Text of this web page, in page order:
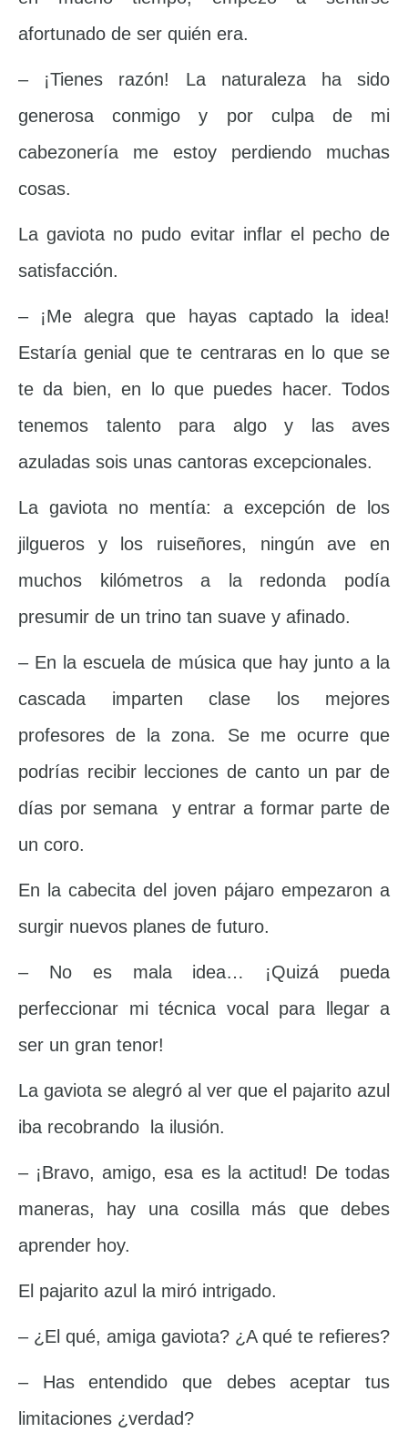
afortunado de ser quién era.
– ¡Tienes razón! La naturaleza ha sido
generosa conmigo y por culpa de mi
cabezonería me estoy perdiendo muchas
cosas.
La gaviota no pudo evitar inflar el pecho de
satisfacción.
– ¡Me alegra que hayas captado la idea!
Estaría genial que te centraras en lo que se
te da bien, en lo que puedes hacer. Todos
tenemos talento para algo y las aves
azuladas sois unas cantoras excepcionales.
La gaviota no mentía: a excepción de los
jilgueros y los ruiseñores, ningún ave en
muchos kilómetros a la redonda podía
presumir de un trino tan suave y afinado.
– En la escuela de música que hay junto a la
cascada imparten clase los mejores
profesores de la zona. Se me ocurre que
podrías recibir lecciones de canto un par de
días por semana y entrar a formar parte de
un coro.
En la cabecita del joven pájaro empezaron a
surgir nuevos planes de futuro.
– No es mala idea… ¡Quizá pueda
perfeccionar mi técnica vocal para llegar a
ser un gran tenor!
La gaviota se alegró al ver que el pajarito azul
iba recobrando la ilusión.
– ¡Bravo, amigo, esa es la actitud! De todas
maneras, hay una cosilla más que debes
aprender hoy.
El pajarito azul la miró intrigado.
– ¿El qué, amiga gaviota? ¿A qué te refieres?
– Has entendido que debes aceptar tus
limitaciones ¿verdad?